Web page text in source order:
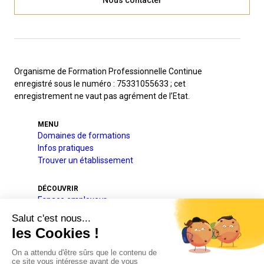
Organisme de Formation Professionnelle Continue
enregistré sous le numéro : 75331055633 ; cet
enregistrement ne vaut pas agrément de l’Etat.
MENU
Domaines de formations
Infos pratiques
Trouver un établissement
DÉCOUVRIR
Espace employeur
Projets pédagogique et éducatif
Qui sommes-nous
Nos partenaires
Actualités